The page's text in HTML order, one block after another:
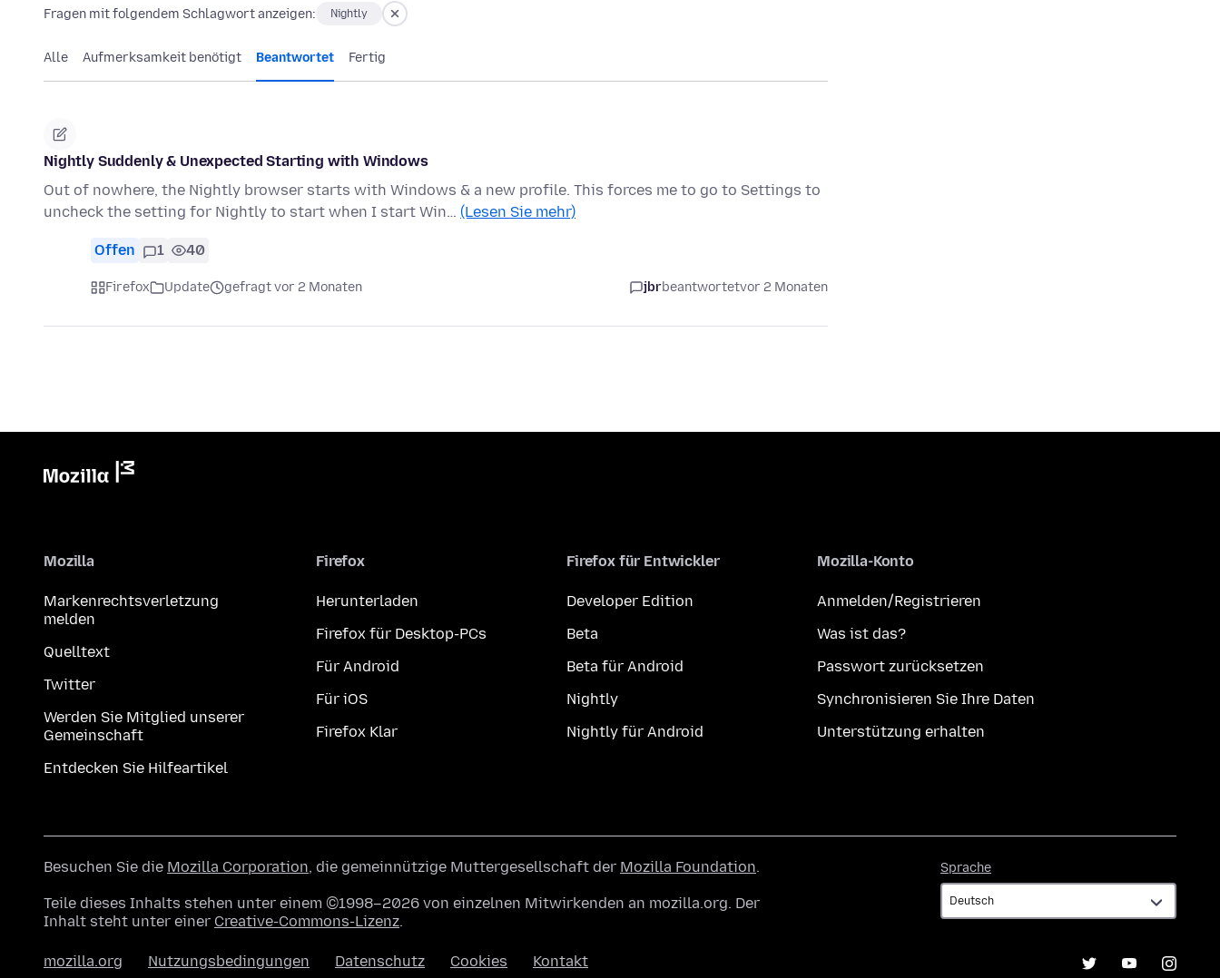
Fragen mit folgendem Schlagwort anzeigen: Nightly
Alle Aufmerksamkeit benötigt Beantwortet Fertig
Nightly Suddenly & Unexpected Starting with Windows
Out of nowhere, the Nightly browser starts with Windows & a new profile. This forces me to go to Settings to
uncheck the setting for Nightly to start when I start Win… (Lesen Sie mehr)
Offen 1 40
Firefox Update gefragt vor 2 Monaten jbrbeantwortetvor 2 Monaten
Mozilla
Markenrechtsverletzung
melden
Quelltext
Twitter
Werden Sie Mitglied unserer
Gemeinschaft
Entdecken Sie Hilfeartikel
Firefox
Herunterladen
Firefox für Desktop-PCs
Für Android
Für iOS
Firefox Klar
Firefox für Entwickler
Developer Edition
Beta
Beta für Android
Nightly
Nightly für Android
Mozilla-Konto
Anmelden/Registrieren
Was ist das?
Passwort zurücksetzen
Synchronisieren Sie Ihre Daten
Unterstützung erhalten
Sprache
Besuchen Sie die Mozilla Corporation, die gemeinnützige Muttergesellschaft der Mozilla Foundation.
Teile dieses Inhalts stehen unter einem ©1998–2026 von einzelnen Mitwirkenden an mozilla.org. Der
Inhalt steht unter einer Creative-Commons-Lizenz.
mozilla.org Nutzungsbedingungen Datenschutz Cookies Kontakt